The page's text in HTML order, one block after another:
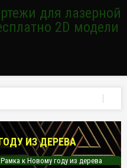
ИЗ ДЕРЕВА
Рамка к Новому году из дерева